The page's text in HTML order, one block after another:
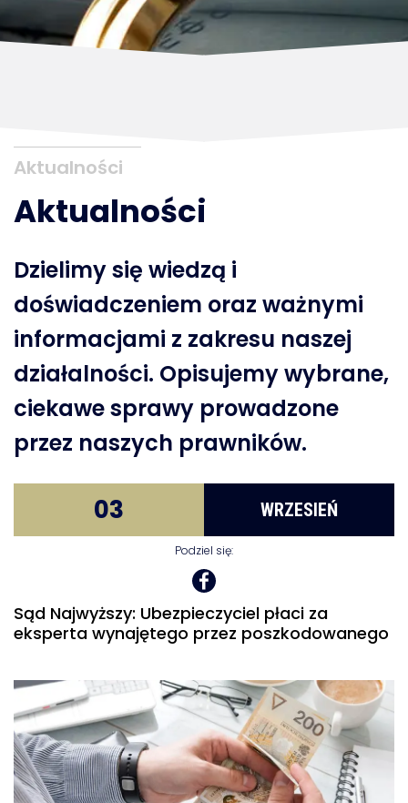
Aktualności
Aktualności
Dzielimy się wiedzą i
doświadczeniem oraz ważnymi
informacjami z zakresu naszej
działalności. Opisujemy wybrane,
ciekawe sprawy prowadzone
przez naszych prawników.
03 WRZESIEŃ
Podziel się:
Sąd Najwyższy: Ubezpieczyciel płaci za
eksperta wynajętego przez poszkodowanego